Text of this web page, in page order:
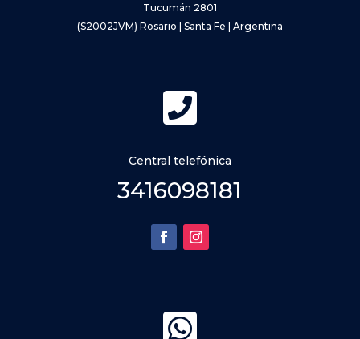
Tucumán 2801
(S2002JVM) Rosario | Santa Fe | Argentina

Central telefónica
3416098181
